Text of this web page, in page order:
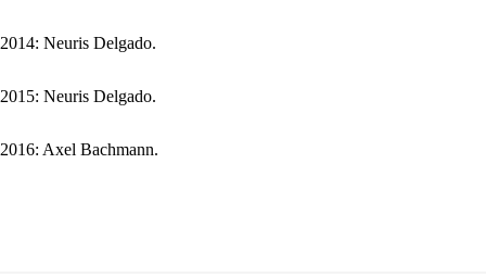
2014: Neuris Delgado.
2015: Neuris Delgado.
2016: Axel Bachmann.